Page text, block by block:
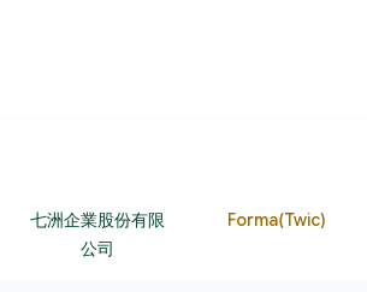
七洲企業股份有限
公司
Forma(Twic)